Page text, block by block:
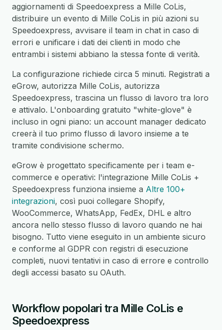
aggiornamenti di Speedoexpress a Mille CoLis,
distribuire un evento di Mille CoLis in più azioni su
Speedoexpress, avvisare il team in chat in caso di
errori e unificare i dati dei clienti in modo che
entrambi i sistemi abbiano la stessa fonte di verità.
La configurazione richiede circa 5 minuti. Registrati a
eGrow, autorizza Mille CoLis, autorizza
Speedoexpress, trascina un flusso di lavoro tra loro
e attivalo. L'onboarding gratuito "white-glove" è
incluso in ogni piano: un account manager dedicato
creerà il tuo primo flusso di lavoro insieme a te
tramite condivisione schermo.
eGrow è progettato specificamente per i team e-
commerce e operativi: l'integrazione Mille CoLis +
Speedoexpress funziona insieme a Altre 100+
integrazioni, così puoi collegare Shopify,
WooCommerce, WhatsApp, FedEx, DHL e altro
ancora nello stesso flusso di lavoro quando ne hai
bisogno. Tutto viene eseguito in un ambiente sicuro
e conforme al GDPR con registri di esecuzione
completi, nuovi tentativi in caso di errore e controllo
degli accessi basato su OAuth.
Workflow popolari tra Mille CoLis e
Speedoexpress